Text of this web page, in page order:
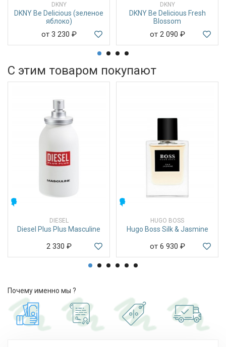
DKNY
DKNY Be Delicious (зеленое
яблоко)
от 3 230 ₽
DKNY
DKNY Be Delicious Fresh
Blossom
от 2 090 ₽
С этим товаром покупают
DIESEL
Diesel Plus Plus Masculine
2 330 ₽
HUGO BOSS
Hugo Boss Silk & Jasmine
от 6 930 ₽
Почему именно мы ?